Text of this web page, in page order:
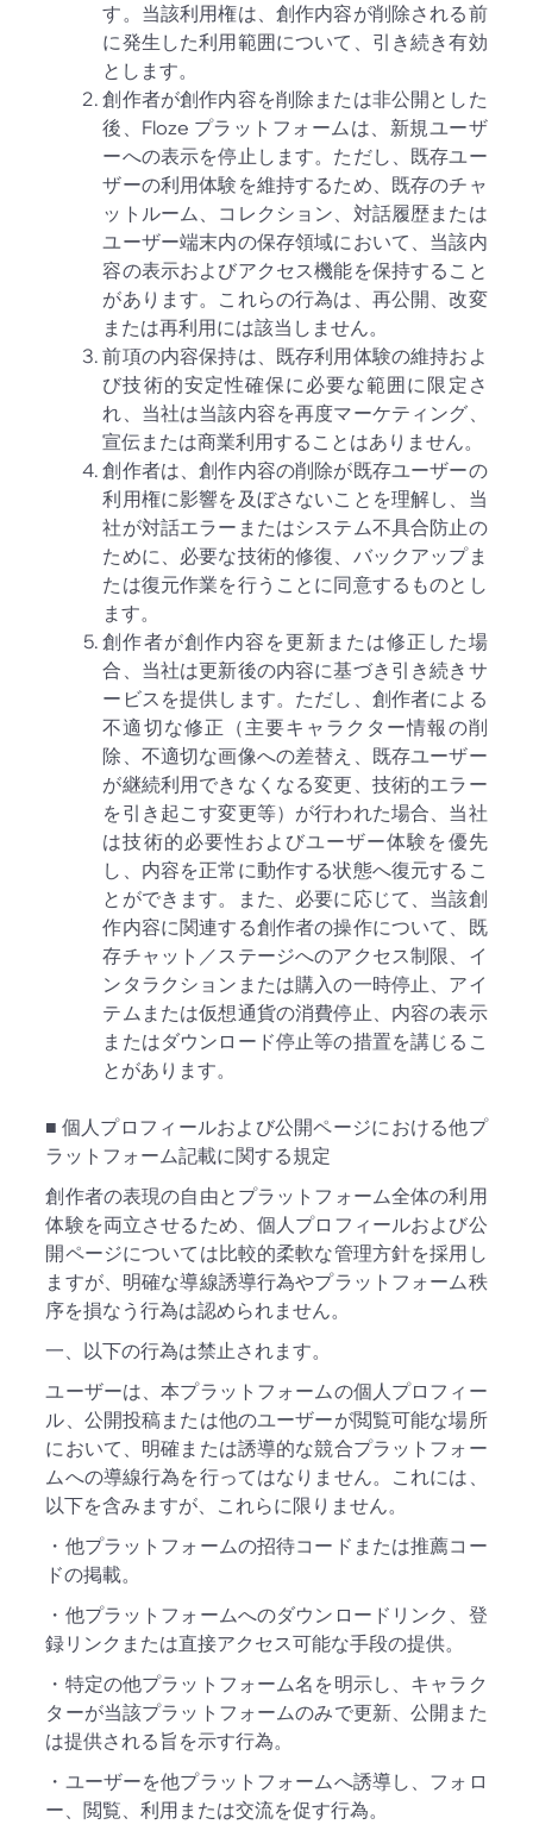
す。当該利用権は、創作内容が削除される前
に発生した利用範囲について、引き続き有効
とします。
創作者が創作内容を削除または非公開とした
後、Floze プラットフォームは、新規ユーザ
ーへの表示を停止します。ただし、既存ユー
ザーの利用体験を維持するため、既存のチャ
ットルーム、コレクション、対話履歴または
ユーザー端末内の保存領域において、当該内
容の表示およびアクセス機能を保持すること
があります。これらの行為は、再公開、改変
または再利用には該当しません。
前項の内容保持は、既存利用体験の維持およ
び技術的安定性確保に必要な範囲に限定さ
れ、当社は当該内容を再度マーケティング、
宣伝または商業利用することはありません。
創作者は、創作内容の削除が既存ユーザーの
利用権に影響を及ぼさないことを理解し、当
社が対話エラーまたはシステム不具合防止の
ために、必要な技術的修復、バックアップま
たは復元作業を行うことに同意するものとし
ます。
創作者が創作内容を更新または修正した場
合、当社は更新後の内容に基づき引き続きサ
ービスを提供します。ただし、創作者による
不適切な修正（主要キャラクター情報の削
除、不適切な画像への差替え、既存ユーザー
が継続利用できなくなる変更、技術的エラー
を引き起こす変更等）が行われた場合、当社
は技術的必要性およびユーザー体験を優先
し、内容を正常に動作する状態へ復元するこ
とができます。また、必要に応じて、当該創
作内容に関連する創作者の操作について、既
存チャット／ステージへのアクセス制限、イ
ンタラクションまたは購入の一時停止、アイ
テムまたは仮想通貨の消費停止、内容の表示
またはダウンロード停止等の措置を講じるこ
とがあります。
■ 個人プロフィールおよび公開ページにおける他プ
ラットフォーム記載に関する規定
創作者の表現の自由とプラットフォーム全体の利用
体験を両立させるため、個人プロフィールおよび公
開ページについては比較的柔軟な管理方針を採用し
ますが、明確な導線誘導行為やプラットフォーム秩
序を損なう行為は認められません。
一、以下の行為は禁止されます。
ユーザーは、本プラットフォームの個人プロフィー
ル、公開投稿または他のユーザーが閲覧可能な場所
において、明確または誘導的な競合プラットフォー
ムへの導線行為を行ってはなりません。これには、
以下を含みますが、これらに限りません。
・他プラットフォームの招待コードまたは推薦コー
ドの掲載。
・他プラットフォームへのダウンロードリンク、登
録リンクまたは直接アクセス可能な手段の提供。
・特定の他プラットフォーム名を明示し、キャラク
ターが当該プラットフォームのみで更新、公開また
は提供される旨を示す行為。
・ユーザーを他プラットフォームへ誘導し、フォロ
ー、閲覧、利用または交流を促す行為。